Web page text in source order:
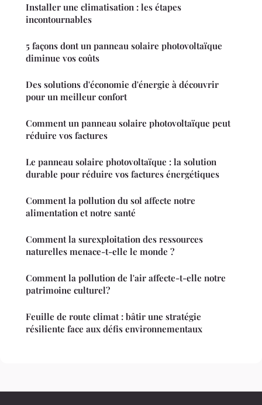
Installer une climatisation : les étapes
incontournables
5 façons dont un panneau solaire photovoltaïque
diminue vos coûts
Des solutions d'économie d'énergie à découvrir
pour un meilleur confort
Comment un panneau solaire photovoltaïque peut
réduire vos factures
Le panneau solaire photovoltaïque : la solution
durable pour réduire vos factures énergétiques
Comment la pollution du sol affecte notre
alimentation et notre santé
Comment la surexploitation des ressources
naturelles menace-t-elle le monde ?
Comment la pollution de l'air affecte-t-elle notre
patrimoine culturel?
Feuille de route climat : bâtir une stratégie
résiliente face aux défis environnementaux